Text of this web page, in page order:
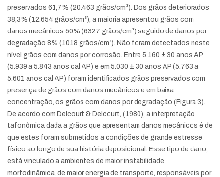
preservados 61,7% (20.463 grãos/cm³). Dos grãos deteriorados
38,3% (12.654 grãos/cm³), a maioria apresentou grãos com
danos mecânicos 50% (6327 grãos/cm³) seguido de danos por
degradação 8% (1018 grãos/cm³). Não foram detectados neste
nível grãos com danos por corrosão. Entre 5.160 ± 30 anos AP
(5.939 a 5.843 anos cal AP) e em 5.030 ± 30 anos AP (5.763 a
5.601 anos cal AP) foram identificados grãos preservados com
presença de grãos com danos mecânicos e em baixa
concentração, os grãos com danos por degradação (Figura 3).
De acordo com Delcourt & Delcourt, (1980), a interpretação
tafonômica dada a grãos que apresentam danos mecânicos é de
que estes foram submetidos a condições de grande estresse
físico ao longo de sua história deposicional. Esse tipo de dano,
está vinculado a ambientes de maior instabilidade
morfodinâmica, de maior energia de transporte, responsáveis por